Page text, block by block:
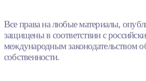
Все права на любые материалы,
защищены в соответствии с
международным законодательством
собственности.